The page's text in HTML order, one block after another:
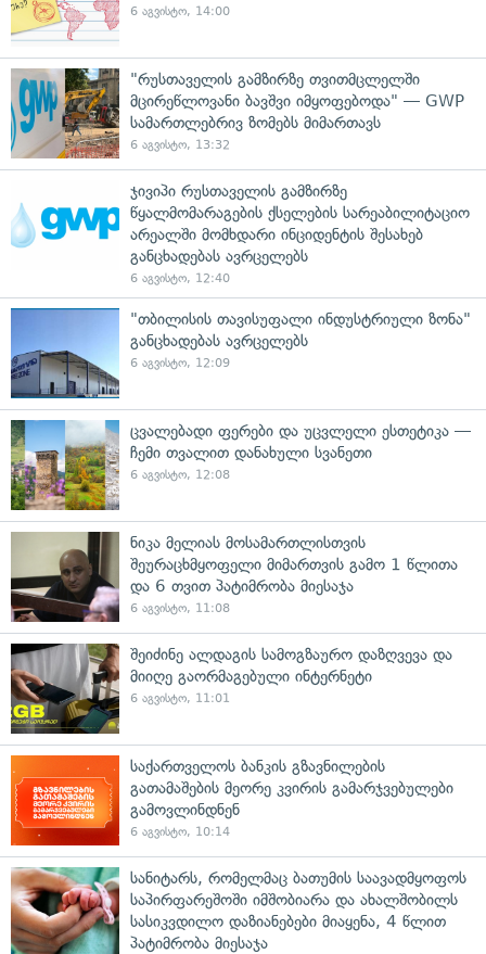
6 აგვისტო, 14:00
"რუსთაველის გამზირზე თვითმცლელში
მცირეწლოვანი ბავშვი იმყოფებოდა" — GWP
სამართლებრივ ზომებს მიმართავს
6 აგვისტო, 13:32
ჯივიპი რუსთაველის გამზირზე
წყალმომარაგების ქსელების სარეაბილიტაციო
არეალში მომხდარი ინციდენტის შესახებ
განცხადებას ავრცელებს
6 აგვისტო, 12:40
"თბილისის თავისუფალი ინდუსტრიული ზონა"
განცხადებას ავრცელებს
6 აგვისტო, 12:09
ცვალებადი ფერები და უცვლელი ესთეტიკა —
ჩემი თვალით დანახული სვანეთი
6 აგვისტო, 12:08
ნიკა მელიას მოსამართლისთვის
შეურაცხმყოფელი მიმართვის გამო 1 წლითა
და 6 თვით პატიმრობა მიესაჯა
6 აგვისტო, 11:08
შეიძინე ალდაგის სამოგზაურო დაზღვევა და
მიიღე გაორმაგებული ინტერნეტი
6 აგვისტო, 11:01
საქართველოს ბანკის გზავნილების
გათამაშების მეორე კვირის გამარჯვებულები
გამოვლინდნენ
6 აგვისტო, 10:14
სანიტარს, რომელმაც ბათუმის საავადმყოფოს
საპირფარეშოში იმშობიარა და ახალშობილს
სასიკვდილო დაზიანებები მიაყენა, 4 წლით
პატიმრობა მიესაჯა